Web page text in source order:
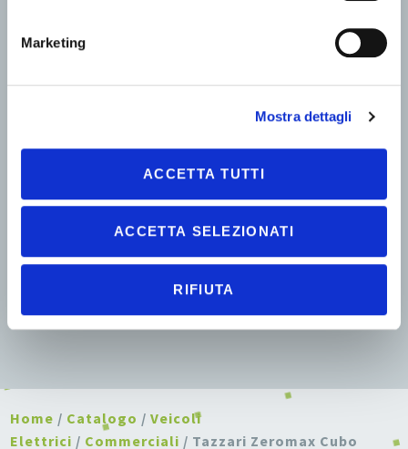
Marketing
Mostra dettagli
ACCETTA TUTTI
ACCETTA SELEZIONATI
RIFIUTA
Home / Catalogo /Veicoli
Elettrici / Commerciali / Tazzari Zeromax Cubo